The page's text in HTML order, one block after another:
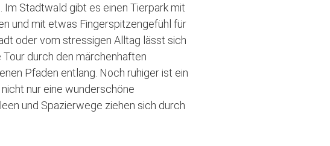
Im Stadtwald gibt es einen Tierpark mit
und mit etwas Fingerspitzengefühl für
oder vom stressigen Alltag lässt sich
durch den märchenhaften
Pfaden entlang. Noch ruhiger ist ein
nur eine wunderschöne
und Spazierwege ziehen sich durch